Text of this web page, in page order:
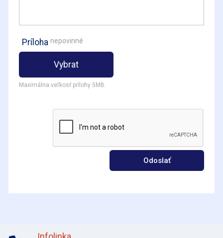
Príloha nepovinné
Vybrat
Maximálna veľkosť prílohy 5MB.
Odoslať